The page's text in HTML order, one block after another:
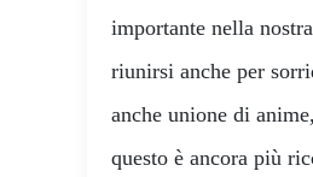
importante nella
riunirsi anche per
anche unione di
questo è ancora più